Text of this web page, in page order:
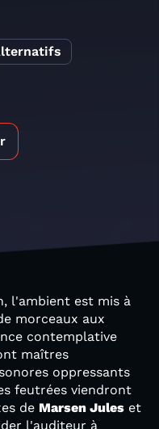
l'ambient est mis à
morceaux aux
contemplative
maîtres
oppressants
feutrées viendront
de Marsen Jules et
l'auditeur à